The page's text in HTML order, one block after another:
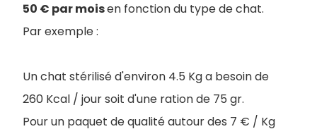
50 € par moisen fonction du type de chat.
Par exemple :
Un chat stérilisé d'environ 4.5 Kg a besoin de
260 Kcal / jour soit d'une ration de 75 gr.
Pour un paquet de qualité autour des 7 € / Kg